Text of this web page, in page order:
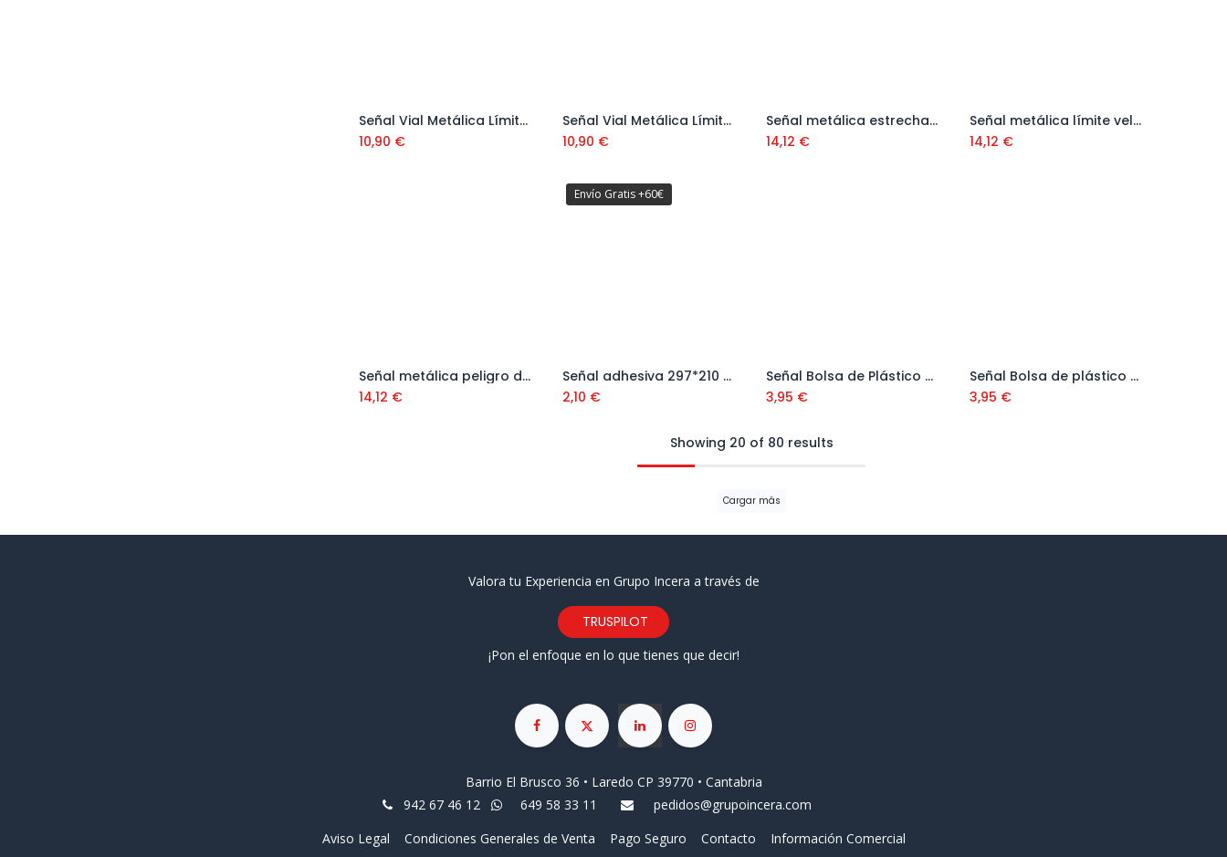
Añadir al carrito
Señal Vial Metálica Límite Velocidad 20 Km 500 mm Ref. V10020
10,90 €
Añadir al carrito
Señal Vial Metálica Límite Velocidad 40 Km
10,90 €
Señal metálica estrechamiento de calzada Ref: REF. 008
14,12 €
Señal metálica límite velocidad 20 Ref: REF.014
14,12 €
Añadir al carrito
Señal metálica peligro de obras Ref: REF-005
14,12 €
Envío Gratis +60€
Añadir al carrito
Señal adhesiva 297*210 mm Ref. VV02AD297210
2,10 €
Añadir al carrito
Señal Bolsa de Plástico Baden
3,95 €
Señal Bolsa de plástico Dirección Prohibida
3,95 €
Showing 20 of 80 results
Cargar más
Valora tu Experiencia en Grupo Incera a través de
TRUSPILOT
¡Pon el enfoque en lo que tienes que decir!
Barrio El Brusco 36 • Laredo CP 39770 • Cantabria
942 67 46 12
649 58 33 11
pedidos@grupoincera.com
Aviso Legal
Condiciones Generales de Venta Pago Seguro Contacto Información Comercial